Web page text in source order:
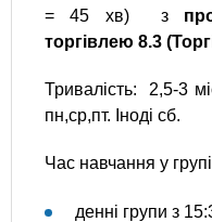
= 45 хв) з
торгівлею 8.3
Тривалість: 2,5-3
пн,ср,пт. Іноді сб.
Час навчання у
денні групи з